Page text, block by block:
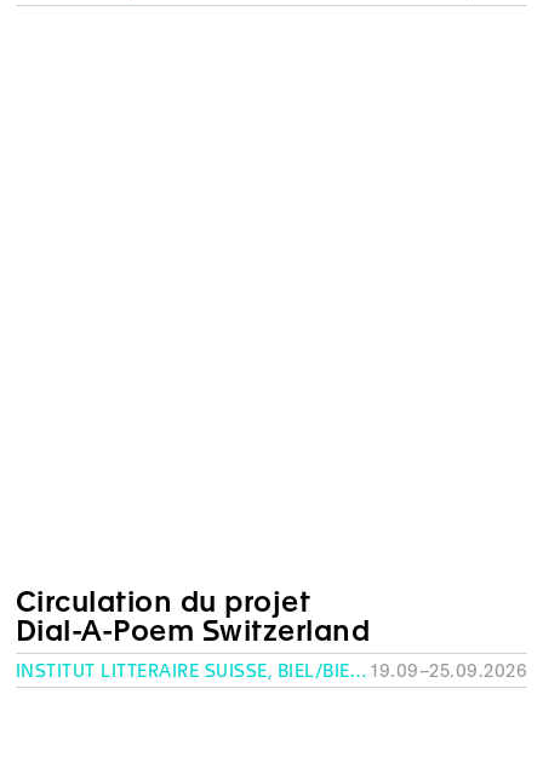
Circulation du projet
Dial-A-Poem Switzerland
INSTITUT LITTÉRAIRE SUISSE, BIEL/BIENNE 19.09–25.09.2026